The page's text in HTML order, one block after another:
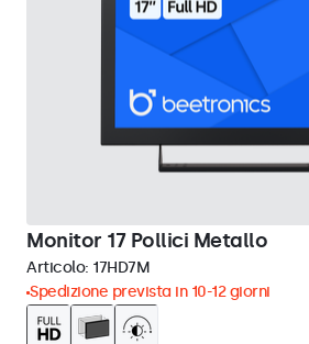
Monitor 17 Pollici Metallo
Articolo: 17HD7M
Spedizione prevista in 10-12 giorni